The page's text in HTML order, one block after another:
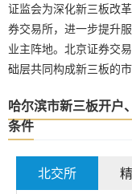
证监会为深化新三板改
券交易所，进一步提升
业主阵地。北京证券交
础层共同构成新三板的市
哈尔滨市新三板开户
条件
北交所